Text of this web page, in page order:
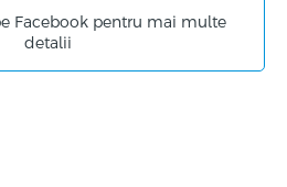
Facebook pentru mai multe
detalii